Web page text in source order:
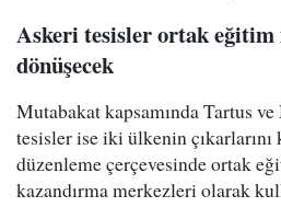
Askeri tesisler ortak eğitim
dönüşecek
Mutabakat kapsamında Tartus
tesisler ise iki ülkenin
düzenleme çerçevesinde ortak
kazandırma merkezleri olarak